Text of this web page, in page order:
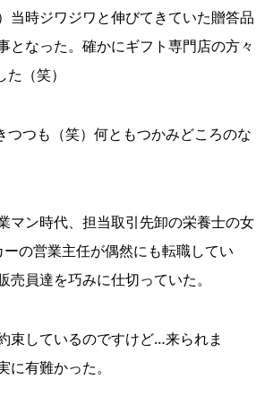
時ジワジワと伸びてきていた贈答品
となった。確かにギフト専門店の方々
（笑）
つも（笑）何ともつかみどころのな
マン時代、担当取引先卸の栄養士の女
の営業主任が偶然にも転職してい
員達を巧みに仕切っていた。
束しているのですけど…来られま
有難かった。